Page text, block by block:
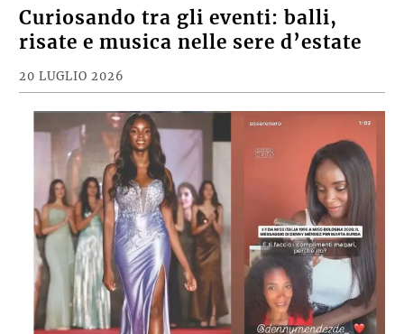
Curiosando tra gli eventi: balli,
risate e musica nelle sere d’estate
20 LUGLIO 2026